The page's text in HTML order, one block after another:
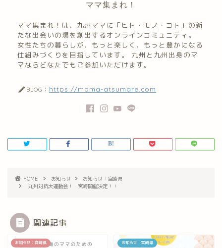
ママ集まれ！
ママ集まれ！は、九州ママに「ヒト・モノ・コト」の新
たな出会いの場を創出するオンラインコミュニティ。
女性たちの暮らしが、もっと楽しく、もっと豊かになる
仕組みづくりを目指しています。 九州と九州出身のマ
マならどなたでもご参加いただけます。
BLOG： https://mama-atsumare.com
HOME お知らせ
お知らせ：宮崎県
九州対抗大運動会！ 宮崎開催決定！！
関連記事
お知らせ：宮崎県 お知らせ：宮崎県